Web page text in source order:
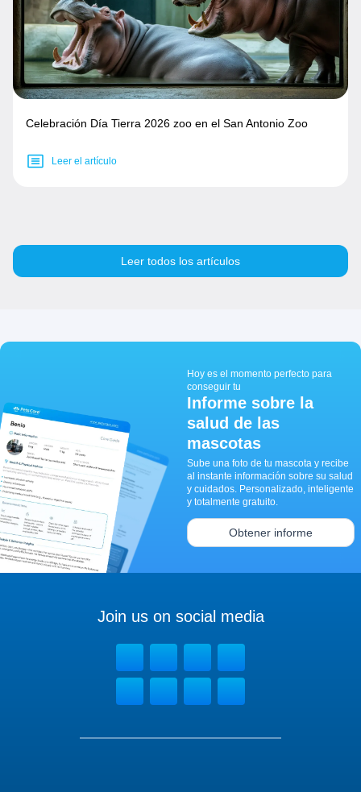
Celebración Día Tierra 2026 zoo en el San Antonio Zoo
Leer el artículo
Leer todos los artículos
Hoy es el momento perfecto para
conseguir tu
Informe sobre la
salud de las
mascotas
Sube una foto de tu mascota y recibe
al instante información sobre su salud
y cuidados. Personalizado, inteligente
y totalmente gratuito.
Obtener informe
Join us on social media